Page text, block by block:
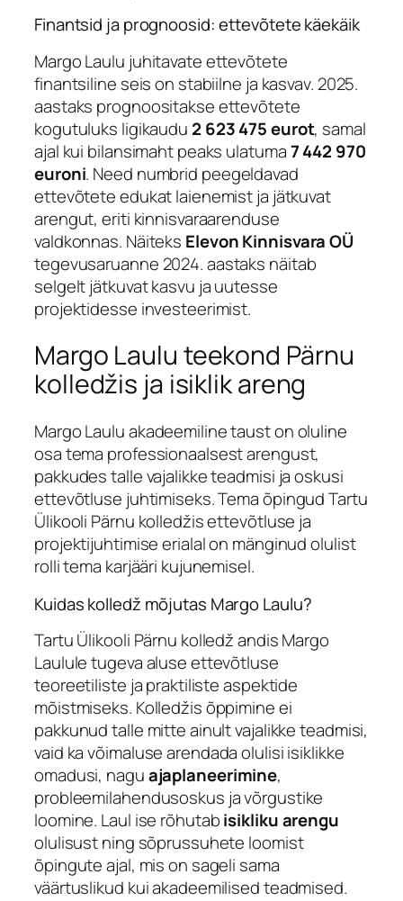
Finantsid ja prognoosid: ettevõtete käekäik
Margo Laulu juhitavate ettevõtete
finantsiline seis on stabiilne ja kasvav. 2025.
aastaks prognoositakse ettevõtete
kogutuluks ligikaudu 2 623 475 eurot, samal
ajal kui bilansimaht peaks ulatuma7 442 970
euroni. Need numbrid peegeldavad
ettevõtete edukat laienemist ja jätkuvat
arengut, eriti kinnisvaraarenduse
valdkonnas. Näiteks Elevon Kinnisvara OÜ
tegevusaruanne 2024. aastaks näitab
selgelt jätkuvat kasvu ja uutesse
projektidesse investeerimist.
Margo Laulu teekond Pärnu
kolledžis ja isiklik areng
Margo Laulu akadeemiline taust on oluline
osa tema professionaalsest arengust,
pakkudes talle vajalikke teadmisi ja oskusi
ettevõtluse juhtimiseks. Tema õpingud Tartu
Ülikooli Pärnu kolledžis ettevõtluse ja
projektijuhtimise erialal on mänginud olulist
rolli tema karjääri kujunemisel.
Kuidas kolledž mõjutas Margo Laulu?
Tartu Ülikooli Pärnu kolledž andis Margo
Laulule tugeva aluse ettevõtluse
teoreetiliste ja praktiliste aspektide
mõistmiseks. Kolledžis õppimine ei
pakkunud talle mitte ainult vajalikke teadmisi,
vaid ka võimaluse arendada olulisi isiklikke
omadusi, naguajaplaneerimine,
probleemilahendusoskus ja võrgustike
loomine. Laul ise rõhutabisikliku arengu
olulisust ning sõprussuhete loomist
õpingute ajal, mis on sageli sama
väärtuslikud kui akadeemilised teadmised.